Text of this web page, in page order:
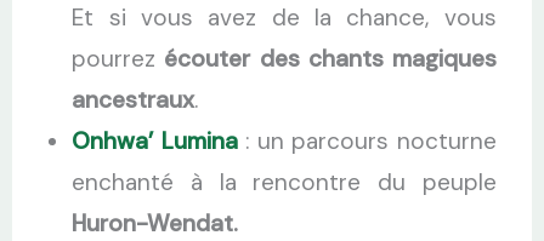
Et si vous avez de la chance, vous
pourrez écouter des chants magiques
ancestraux.
Onhwa’ Lumina: un parcours nocturne
enchanté à la rencontre du peuple
Huron-Wendat.